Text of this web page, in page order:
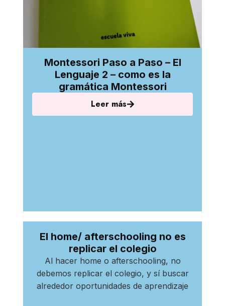
Montessori Paso a Paso – El
Lenguaje 2 – como es la
gramática Montessori
Leer más
El home/ afterschooling no es
replicar el colegio
Al hacer home o afterschooling, no
debemos replicar el colegio, y sí buscar
alrededor oportunidades de aprendizaje